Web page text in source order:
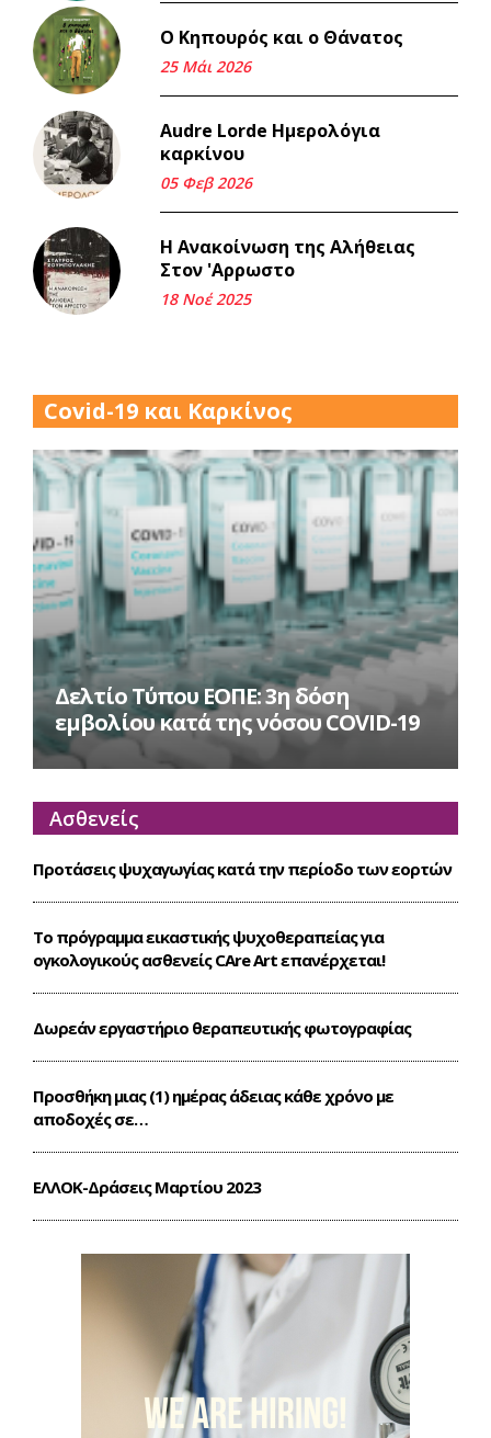
Ο Κηπουρός και ο Θάνατος
25 Μάι 2026
Audre Lorde Ημερολόγια
καρκίνου
05 Φεβ 2026
Η Ανακοίνωση της Αλήθειας
Στον 'Αρρωστο
18 Νοέ 2025
Μνήμη Νίκου Μαλάμου
Iμάντες και μετα - πράτες
(βαποράκια) μέρος
δεύτερον, με τον τρόπο του
06 Φεβ 2026
Covid-19 και Καρκίνος
Δελτίο Τύπου ΕΟΠΕ: 3η δόση
εμβολίου κατά της νόσου COVID-19
Ασθενείς
Προτάσεις ψυχαγωγίας κατά την περίοδο των εορτών
Το πρόγραμμα εικαστικής ψυχοθεραπείας για
ογκολογικούς ασθενείς CΑre Art επανέρχεται!
Δωρεάν εργαστήριο θεραπευτικής φωτογραφίας
Προσθήκη μιας (1) ημέρας άδειας κάθε χρόνο με
αποδοχές σε…
ΕΛΛΟΚ-Δράσεις Mαρτίου 2023